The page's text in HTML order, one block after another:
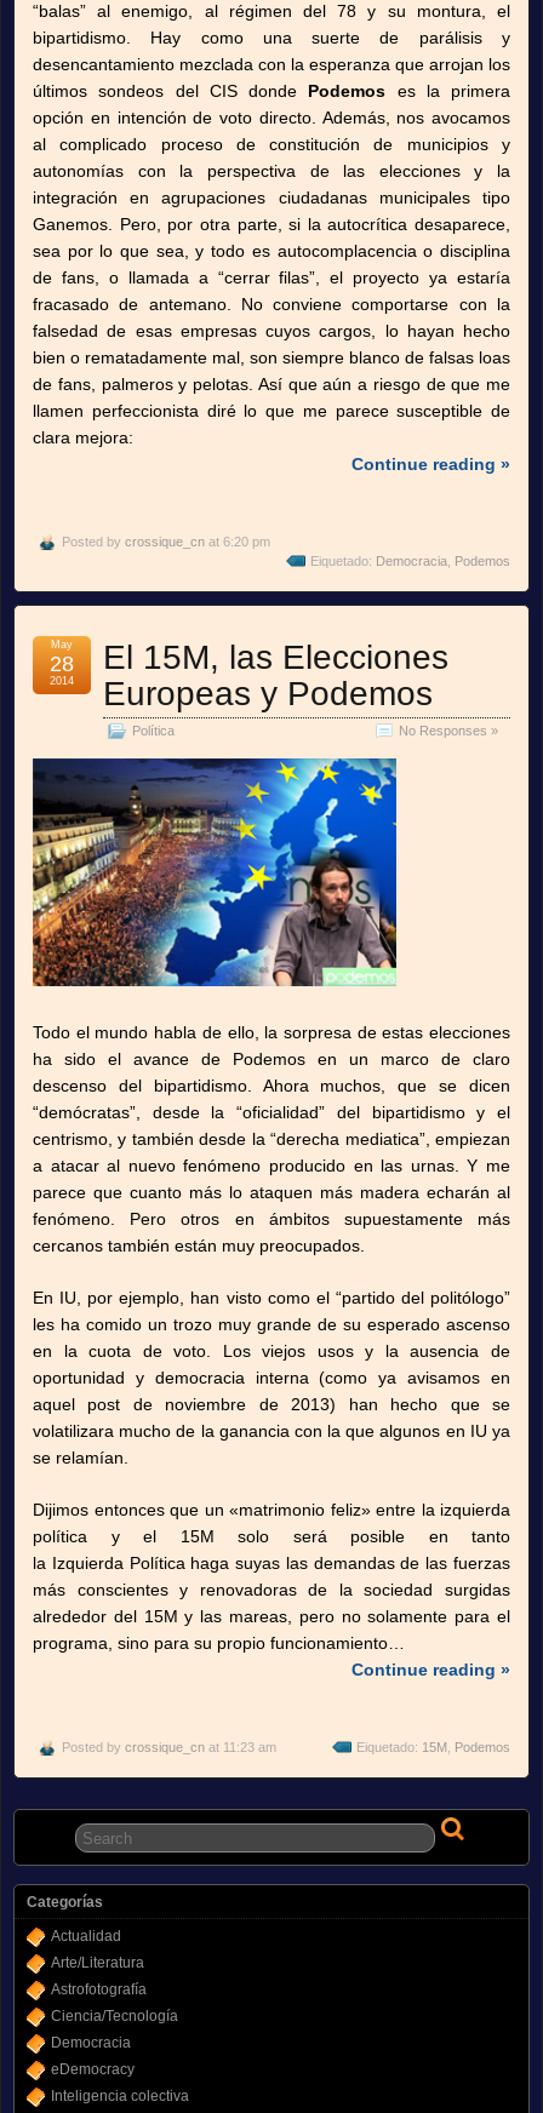
“balas” al enemigo, al régimen del 78 y su montura, el
bipartidismo. Hay como una suerte de parálisis y
desencantamiento mezclada con la esperanza que arrojan los
últimos sondeos del CIS donde Podemos es la primera
opción en intención de voto directo. Además, nos avocamos
al complicado proceso de constitución de municipios y
autonomías con la perspectiva de las elecciones y la
integración en agrupaciones ciudadanas municipales tipo
Ganemos. Pero, por otra parte, si la autocrítica desaparece,
sea por lo que sea, y todo es autocomplacencia o disciplina
de fans, o llamada a “cerrar filas”, el proyecto ya estaría
fracasado de antemano. No conviene comportarse con la
falsedad de esas empresas cuyos cargos, lo hayan hecho
bien o rematadamente mal, son siempre blanco de falsas loas
de fans, palmeros y pelotas. Así que aún a riesgo de que me
llamen perfeccionista diré lo que me parece susceptible de
clara mejora:
Continue reading »
Posted by crossique_cn at 6:20 pm
Eiquetado: Democracia, Podemos
El 15M, las Elecciones
Europeas y Podemos
Política No Responses »
May
28
2014
Todo el mundo habla de ello, la sorpresa de estas elecciones
ha sido el avance de Podemos en un marco de claro
descenso del bipartidismo. Ahora muchos, que se dicen
“demócratas”, desde la “oficialidad” del bipartidismo y el
centrismo, y también desde la “derecha mediatica”, empiezan
a atacar al nuevo fenómeno producido en las urnas. Y me
parece que cuanto más lo ataquen más madera echarán al
fenómeno. Pero otros en ámbitos supuestamente más
cercanos también están muy preocupados.
En IU, por ejemplo, han visto como el “partido del politólogo”
les ha comido un trozo muy grande de su esperado ascenso
en la cuota de voto. Los viejos usos y la ausencia de
oportunidad y democracia interna (como ya avisamos en
aquel post de noviembre de 2013) han hecho que se
volatilizara mucho de la ganancia con la que algunos en IU ya
se relamían.
Dijimos entonces que un «matrimonio feliz» entre la izquierda
política y el 15M solo será posible en tanto
la Izquierda Política haga suyas las demandas de las fuerzas
más conscientes y renovadoras de la sociedad surgidas
alrededor del 15M y las mareas, pero no solamente para el
programa, sino para su propio funcionamiento…
Continue reading »
Posted by crossique_cn at 11:23 am Eiquetado: 15M Podemos
Categorías
Actualidad
Arte/Literatura
Astrofotografía
Ciencia/Tecnología
Democracia
eDemocracy
Inteligencia colectiva